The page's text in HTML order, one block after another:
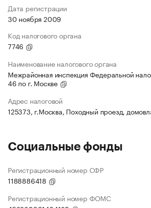
Дата регистрации
30 ноября 2009
Код налогового органа
7746
Наименование налогового органа
Межрайонная инспекция Федеральной
46 по г. Москве
Адрес налоговой
125373, г.Москва, Походный проезд,
Социальные фонды
Регистрационный номер СФР
1188886418
Регистрационный номер ФОМС